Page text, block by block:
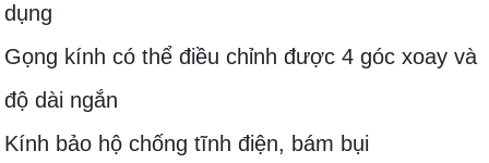
dụng
Gọng kính có thể điều chỉnh được 4 góc xoay và
độ dài ngắn
Kính bảo hộ chống tĩnh điện, bám bụi